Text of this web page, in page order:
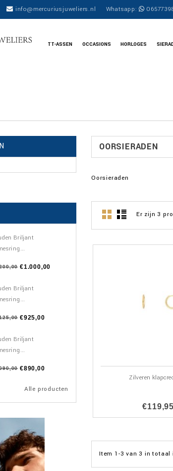
info@mercuriusjuweliers.nl Whatsapp:
TT-ASSEN OCCASIONS HORLOGES
Briljant
€1.000,00
Briljant
€925,00
Briljant
€890,00
Alle producten
OORSIERADEN
Oorsieraden
Er zijn 3
Zilveren
€119,95
Item 1-3 van 3 in totaal